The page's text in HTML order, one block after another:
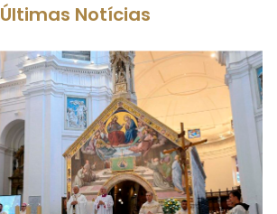
Últimas Notícias